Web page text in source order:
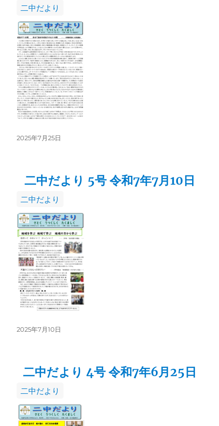
カ
テ
ゴ
リ
ー
二中だより
投
2025年7月25日
二中だより 5号 令和7年7月10日
カ
テ
ゴ
リ
ー
二中だより
投
2025年7月10日
二中だより 4号 令和7年6月25日
カ
テ
ゴ
二中だより